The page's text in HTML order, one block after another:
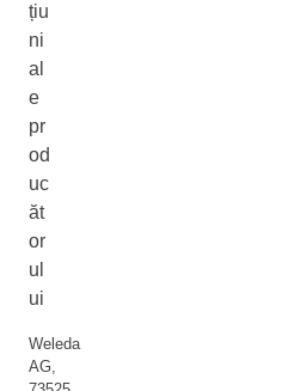
țiu
ni
al
e
pr
od
uc
ăt
or
ul
ui
Weleda
AG,